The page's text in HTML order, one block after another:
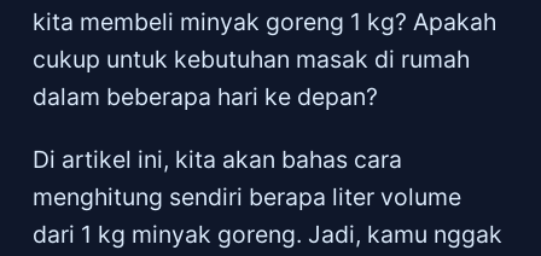
kita membeli minyak goreng 1 kg? Apakah
cukup untuk kebutuhan masak di rumah
dalam beberapa hari ke depan?
Di artikel ini, kita akan bahas cara
menghitung sendiri berapa liter volume
dari 1 kg minyak goreng. Jadi, kamu nggak